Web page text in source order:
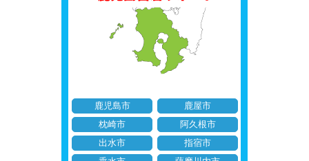
鹿児島市
鹿屋市
枕崎市
阿久根市
出水市
指宿市